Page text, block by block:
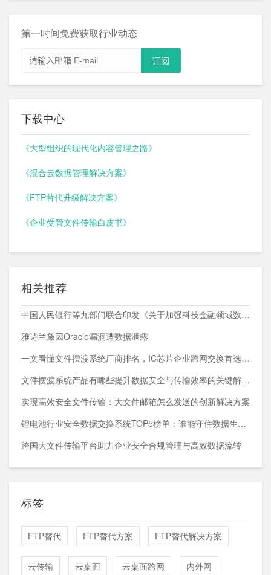
第一时间免费获取行业动态
下载中心
《大型组织的现代化内容管理之路》
《混合云数据管理解决方案》
《FTP替代升级解决方案》
《企业受管文件传输白皮书》
相关推荐
中国人民银行等九部门联合印发《关于加强科技金融领域数据开发利用的通知》
雅诗兰黛因Oracle漏洞遭数据泄露
一文看懂文件摆渡系统厂商排名，IC芯片企业跨网交换首选方案
文件摆渡系统产品有哪些提升数据安全与传输效率的关键解决方案
实现高效安全文件传输：大文件邮箱怎么发送的创新解决方案
锂电池行业安全数据交换系统TOP5榜单：谁能守住数据生命线？
跨国大文件传输平台助力企业安全合规管理与高效数据流转
标签
FTP替代 FTP替代方案 FTP替代解决方案
云传输 云桌面 云桌面跨网 内外网